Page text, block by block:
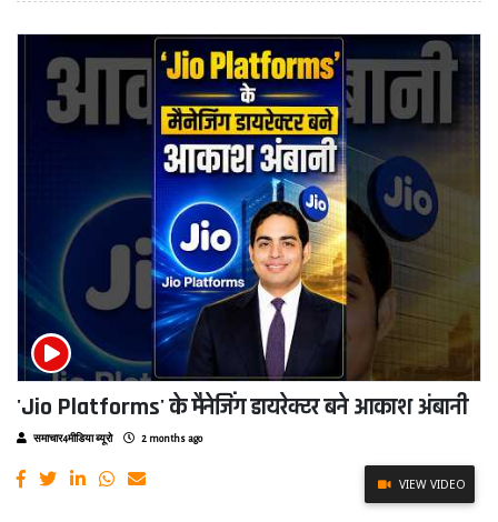
'Jio Platforms' के मैनेजिंग डायरेक्टर बने आकाश अंबानी
समाचार4मीडिया ब्यूरो 2 months ago
VIEW VIDEO